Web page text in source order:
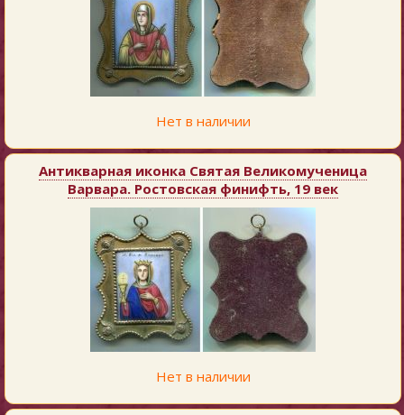
Нет в наличии
Антикварная иконка Святая Великомученица
Варвара. Ростовская финифть, 19 век
Нет в наличии